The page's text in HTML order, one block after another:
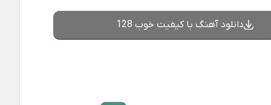
دانلود آهنگ با کیفیت خوب 128